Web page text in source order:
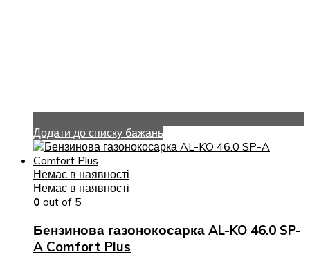
Додати до списку бажань
Немає в наявності
Немає в наявності
0 out of 5
Бензинова газонокосарка AL-KO 46.0 SP-
A Comfort Plus